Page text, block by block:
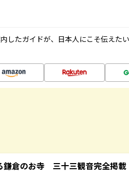
したガイドが、日本人にこそ伝えた
鎌倉のお寺 三十三観音完全掲